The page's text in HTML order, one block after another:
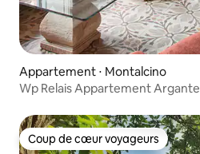
Appartement ⋅ Montalcino
Wp Relais Appartement Argante
Coup de cœur voyageurs
Coup de cœur voyageurs